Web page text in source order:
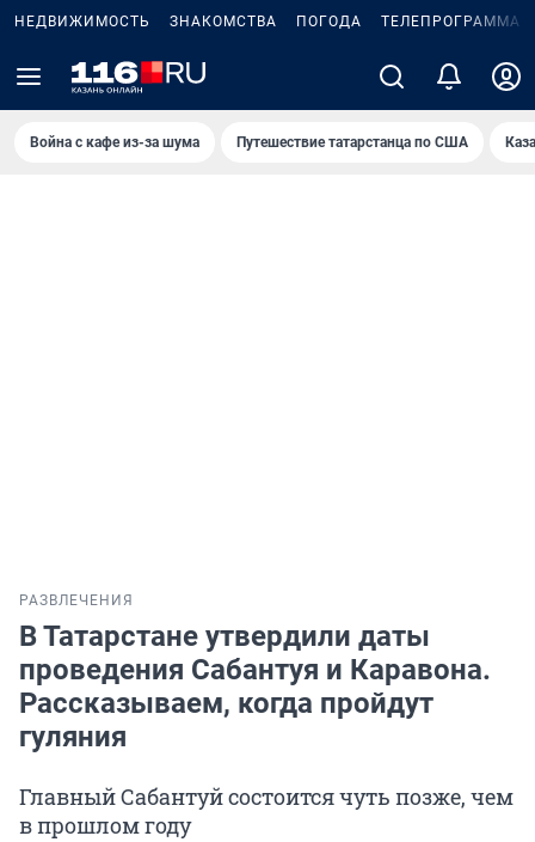
НЕДВИЖИМОСТЬ ЗНАКОМСТВА ПОГОДА ТЕЛЕПРОГРАММА
Война с кафе из-за шума Путешествие татарстанца по США
РАЗВЛЕЧЕНИЯ
В Татарстане утвердили даты
проведения Сабантуя и Каравона.
Рассказываем, когда пройдут
гуляния
Главный Сабантуй состоится чуть позже, чем
в прошлом году